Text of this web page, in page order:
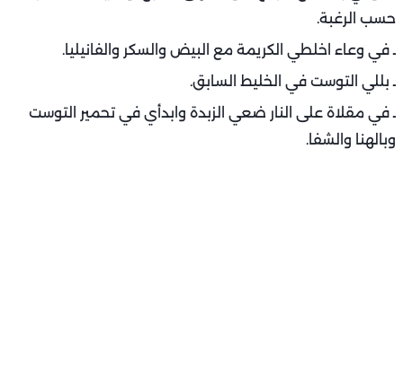
حسب الرغبة.
ـ في وعاء اخلطي الكريمة مع البيض والسكر والفانيليا.
ـ بللي التوست في الخليط السابق.
ـ في مقلاة على النار ضعي الزبدة وابدأي في تحمير التوست
وبالهنا والشفا.